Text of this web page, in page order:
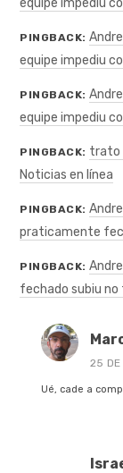
equipe impediu
PINGBACK:
equipe impediu
PINGBACK:
equipe impediu
PINGBACK: trato
Noticias en línea
PINGBACK:
praticamente
PINGBACK:
fechado subiu no
25 DE
Ué, cade a